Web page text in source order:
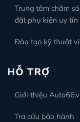
Trung tâm chăm
đặt phụ kiện uy tín
Đào tạo kỹ thuật
HỖ TRỢ
Giới thiệu
Tra cứu bảo hành